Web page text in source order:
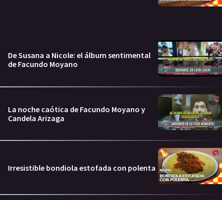
De Susana a Nicole: el álbum sentimental
de Facundo Moyano
La noche caótica de Facundo Moyano y
Candela Arizaga
Irresistible bondiola estofada con polenta